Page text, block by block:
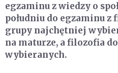
egzaminu z wiedzy o
południu do egzaminu z
grupy najchętniej
na maturze, a filozofia
wybieranych.